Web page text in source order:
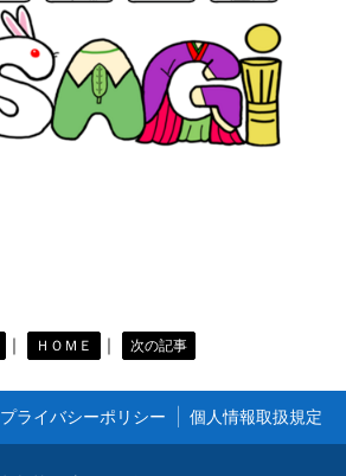
｜ ＨＯＭＥ ｜ 次の記事
個人情報取扱規定
プライバシーポリシー